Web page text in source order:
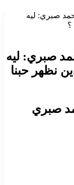
صبري: ليه
؟
صبري: ليه
نظهر حبنا
صبري